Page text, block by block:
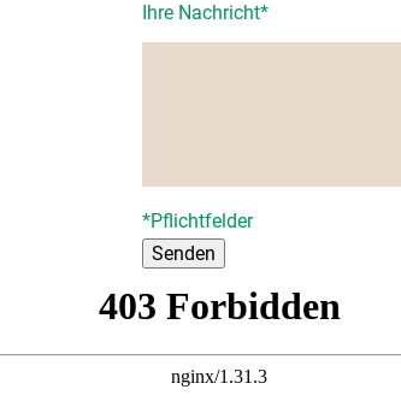
Ihre Nachricht*
*Pflichtfelder
Senden